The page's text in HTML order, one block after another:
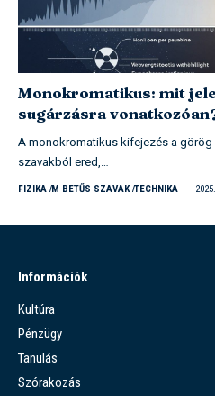
Monokromatikus: mit
sugárzásra
A monokromatikus kifejezés a
szavakból ered,…
FIZIKA M BETŰS SZAVAK TECHNIKA
Információk
Kultúra
Pénzügy
Tanulás
Szórakozás